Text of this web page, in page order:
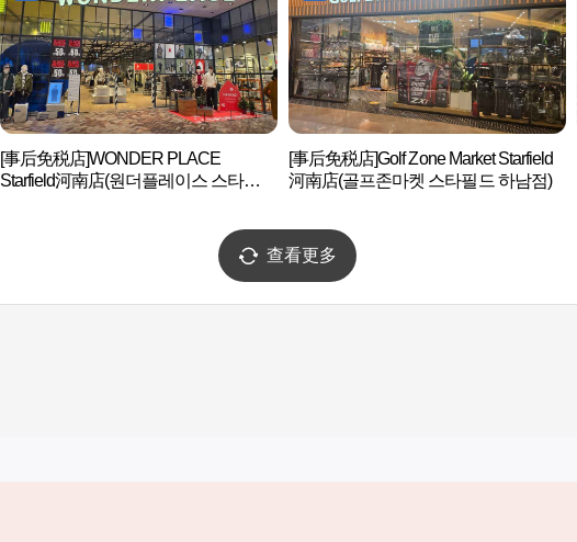
[事后免税店]WONDER PLACE
Starfield河南店(원더플레이스 스타필드
[事后免税店]Golf Zone Market Starfield
河南店(골프존마켓 스타필드 하남점)
查看更多